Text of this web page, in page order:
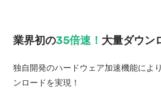
業界初の35倍速！ 大量ダウン
独自開発のハードウェア加速機能によ
ンロードを実現！